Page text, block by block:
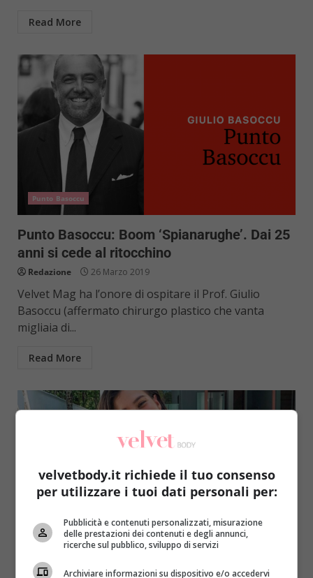
Read More
Punto Basoccu
Punto Basoccu: Boom ‘Spianarughe’. Dai 25
anni si cede al ritocchino
Redazione 26 Marzo 2019
Velvet Mag ha l’onore di ospitare il Prof. Giulio
Basoccu (affermato chirurgo plastico che vanta
migliaia di...
Read More
Notizie
Influencer crudista mangia pesce e uova, poi
velvetbody.it richiede il tuo consenso
per utilizzare i tuoi dati personali per:
Pubblicità e contenuti personalizzati, misurazione
delle prestazioni dei contenuti e degli annunci,
ricerche sul pubblico, sviluppo di servizi
Archiviare informazioni su dispositivo e/o accedervi